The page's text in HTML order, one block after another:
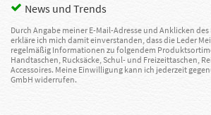
News und Trends
Durch Angabe meiner E-Mail-Adresse und Anklicken
erkläre ich mich damit einverstanden, dass die Leder
regelmäßig Informationen zu folgendem
Handtaschen, Rucksäcke, Schul- und Freizeittaschen,
Accessoires. Meine Einwilligung kann ich jederzeit
GmbH widerrufen.